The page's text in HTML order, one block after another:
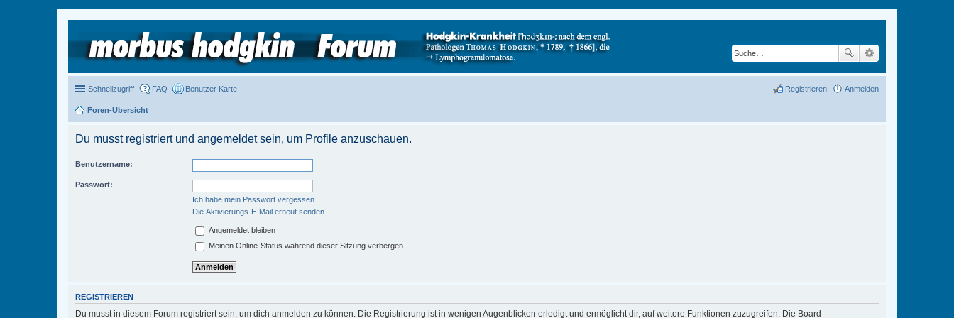
Schnellzugriff FAQ Benutzer Karte Anmelden
Registrieren
Foren-Übersicht
Du musst registriert und angemeldet sein, um Profile anzuschauen.
Benutzername:
Passwort:
Ich habe mein Passwort vergessen
Die Aktivierungs-E-Mail erneut senden
Angemeldet bleiben
Meinen Online-Status während dieser Sitzung verbergen
REGISTRIEREN
Du musst in diesem Forum registriert sein, um dich anmelden zu können. Die Registrierung ist in wenigen Augenblicken erledigt und ermöglicht dir, auf weitere Funktionen zuzugreifen. Die Board-